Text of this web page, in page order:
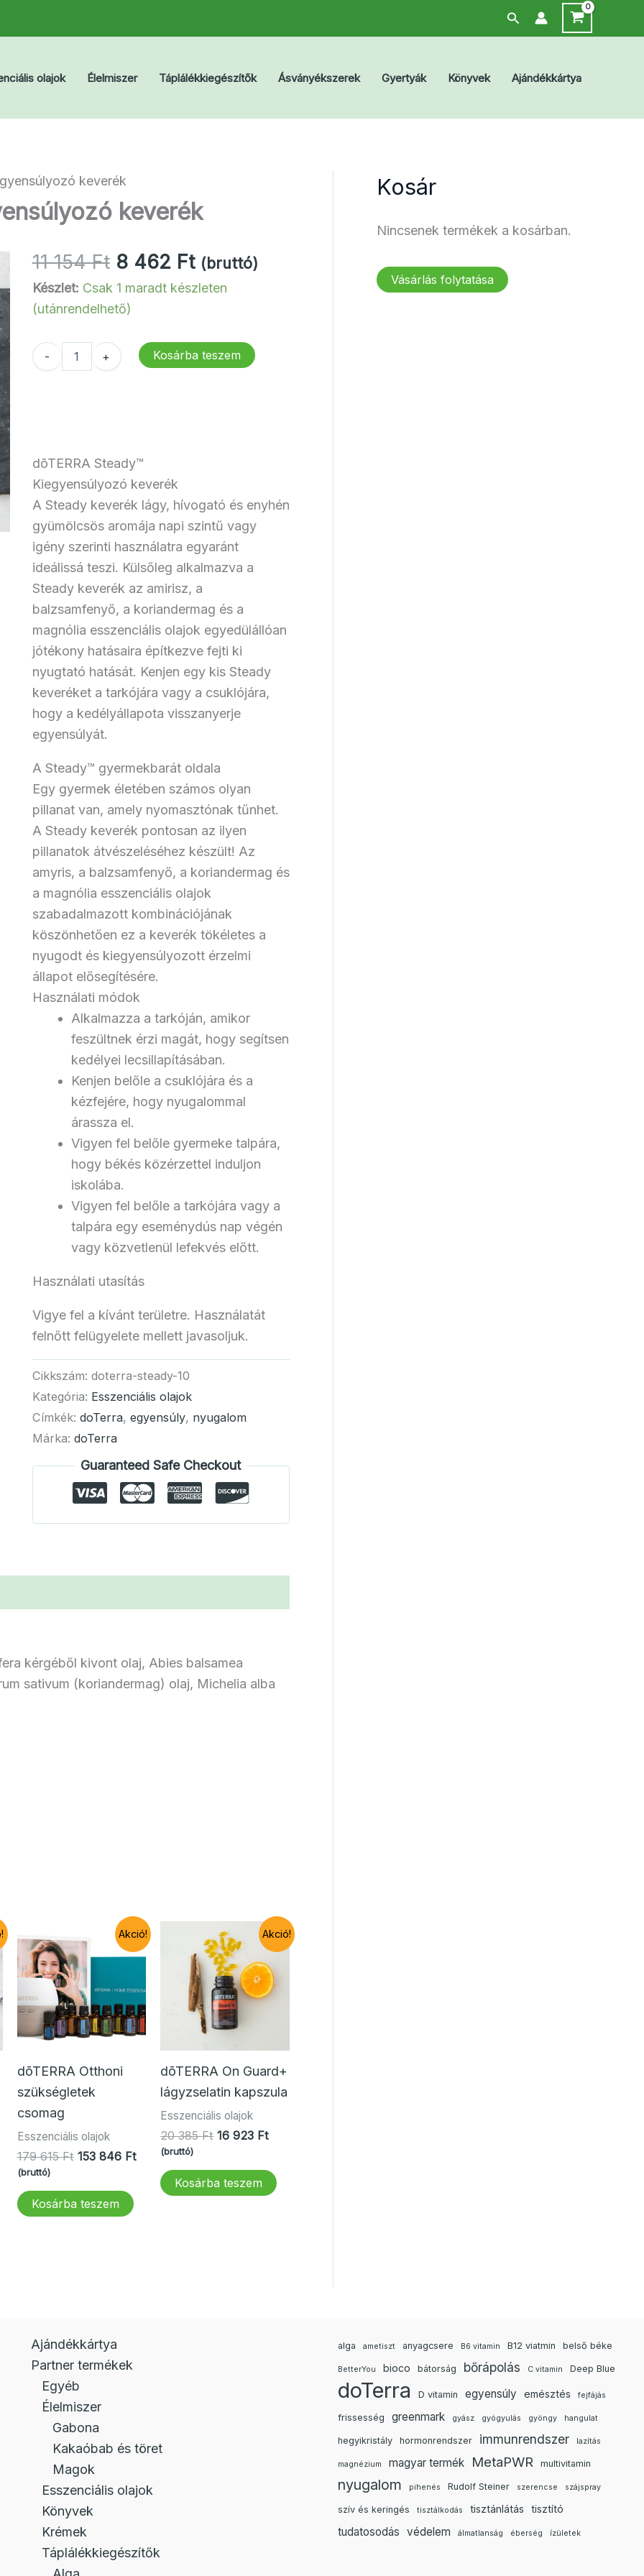
Search
olajok Élelmiszer Táplálékkiegészítők Ásványékszerek Gyertyák Könyvek Ajándékkártya
keverék
keverék
11 154Ft Original
price
was:
154 Ft.
8 462 FtCurrent
price
462 Ft.
(bruttó)
Készlet: Csak 1 maradt készleten
(utánrendelhető)
-
dōTERRA
Steady
+ Kosárba teszem
dōTERRA Steady™
Kiegyensúlyozó keverék
A Steady keverék lágy, hívogató és enyhén
gyümölcsös aromája napi szintű vagy
igény szerinti használatra egyaránt
ideálissá teszi. Külsőleg alkalmazva a
Steady keverék az amirisz, a
balzsamfenyő, a koriandermag és a
magnólia esszenciális olajok egyedülállóan
jótékony hatásaira építkezve fejti ki
nyugtató hatását. Kenjen egy kis Steady
keveréket a tarkójára vagy a csuklójára,
hogy a kedélyállapota visszanyerje
egyensúlyát.
A Steady™ gyermekbarát oldala
Egy gyermek életében számos olyan
pillanat van, amely nyomasztónak tűnhet.
A Steady keverék pontosan az ilyen
pillanatok átvészeléséhez készült! Az
amyris, a balzsamfenyő, a koriandermag és
a magnólia esszenciális olajok
szabadalmazott kombinációjának
köszönhetően ez a keverék tökéletes a
nyugodt és kiegyensúlyozott érzelmi
állapot elősegítésére.
Használati módok
Alkalmazza a tarkóján, amikor
feszültnek érzi magát, hogy segítsen
kedélyei lecsillapításában.
Kenjen belőle a csuklójára és a
kézfejére, hogy nyugalommal
árassza el.
Vigyen fel belőle gyermeke talpára,
hogy békés közérzettel induljon
iskolába.
Vigyen fel belőle a tarkójára vagy a
talpára egy eseménydús nap végén
vagy közvetlenül lefekvés előtt.
Használati utasítás
Vigye fel a kívánt területre. Használatát
felnőtt felügyelete mellett javasoljuk.
Cikkszám: doterra-steady-10
Kategória: Esszenciális olajok
Címkék: doTerra, egyensúly, nyugalom
Márka: doTerra
Guaranteed Safe Checkout
kérgéből kivont olaj, Abies balsamea
sativum (koriandermag) olaj, Michelia alba
Ft.
Akció!
dōTERRA Otthoni
szükségletek
csomag
Esszenciális olajok
179 615Ft Original
179
615 Ft.
153 846 FtCurrent
(bruttó)
Kosárba teszem
Akció!
dōTERRA On Guard+
lágyzselatin kapszula
Esszenciális olajok
20 385Ft Original
20
385 Ft.
16 923 FtCurrent
16
923 Ft.
(bruttó)
Kosárba teszem
Kosár
Nincsenek termékek a kosárban.
Vásárlás folytatása
Ajándékkártya
Partner termékek
Egyéb
Élelmiszer
Gabona
Kakaóbab és töret
Magok
Esszenciális olajok
Könyvek
Krémek
Táplálékkiegészítők
alga ametiszt anyagcsere B6 vitamin B12 viatmin belső béke
BetterYou bioco bátorság bőrápolás C vitamin Deep Blue
doTerra D vitamin egyensúly emésztés fejfájás
frissesség greenmark gyász gyógyulás gyöngy hangulat
hegyikristály hormonrendszer immunrendszer lazítás
magnézium magyar termék MetaPWR multivitamin
nyugalom pihenés Rudolf Steiner szerencse szájspray
szív és keringés tisztálkodás tisztánlátás tisztító
tudatosodás védelem álmatlanság éberség ízületek